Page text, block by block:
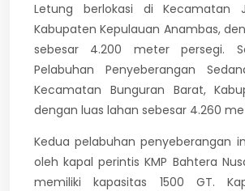
Letung berlokasi di Kecamatan
Kabupaten Kepulauan Anambas,
sebesar 4.200 meter persegi.
Pelabuhan Penyeberangan
Kecamatan Bunguran Barat,
dengan luas lahan sebesar 4.260
Kedua pelabuhan penyeberangan
oleh kapal perintis KMP Bahtera
memiliki kapasitas 1500 GT.